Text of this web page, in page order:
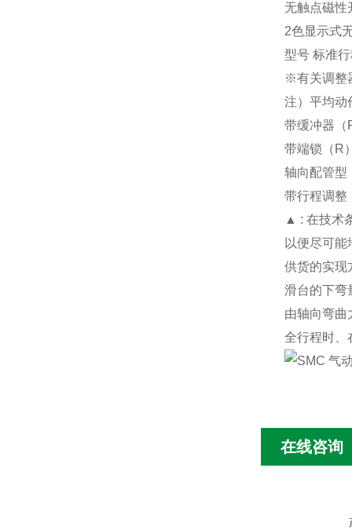
无触点磁性
2色显示式
型号 标准
※有关调整
注）平均动
带缓冲器（
带端锁（R
轴向配管型
带行程调整
▲ : 在技术
以便尽可
供货的实现
滑台的下弯
由轴向弯曲
全行程时、
在线咨询